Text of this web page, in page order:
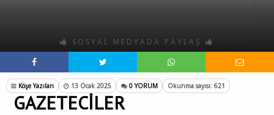
SOSYAL MEDYADA PAYLAŞ
Köşe Yazıları 13 Ocak 2025 0 YORUM Okunma sayısı: 621
GAZETECİLER